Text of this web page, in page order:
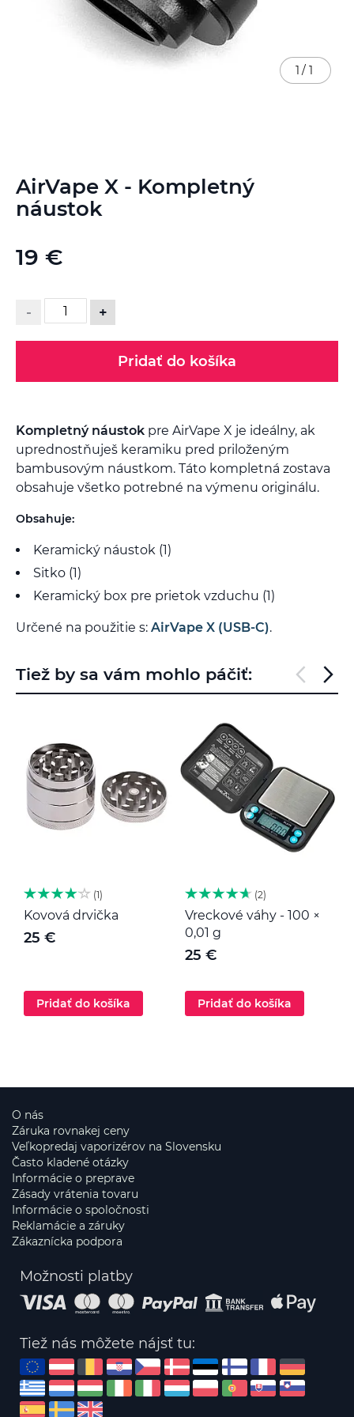
AirVape X - Kompletný
náustok
19 €
- +
Pridať do košíka
Kompletný náustok pre AirVape X je ideálny, ak
uprednostňuješ keramiku pred priloženým
bambusovým náustkom. Táto kompletná zostava
obsahuje všetko potrebné na výmenu originálu.
Obsahuje:
Keramický náustok (1)
Sitko (1)
Keramický box pre prietok vzduchu (1)
Určené na použitie s: AirVape X (USB-C).
1 / 1
na
začiatok
galérie
Tiež by sa vám mohlo páčiť:
1
Kovová drvička
25 €
Pridať do košíka
2
Vreckové váhy - 100 ×
0,01 g
25 €
Pridať do košíka
O nás
Záruka rovnakej ceny
Veľkopredaj vaporizérov na Slovensku
Často kladené otázky
Informácie o preprave
Zásady vrátenia tovaru
Informácie o spoločnosti
Reklamácie a záruky
Zákaznícka podpora
Možnosti platby
Tiež nás môžete nájsť tu: